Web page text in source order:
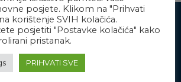
se
posjete. Klikom na "Prihvati
korištenje SVIH kolačića.
posjetiti "Postavke kolačića" kako
pristanak.
PRIHVATI SVE